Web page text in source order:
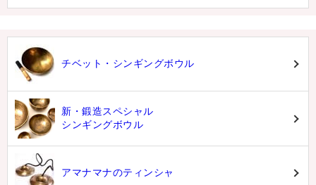
チベット・シンギングボウル
新・鍛造スペシャル
シンギングボウル
アマナマナのティンシャ